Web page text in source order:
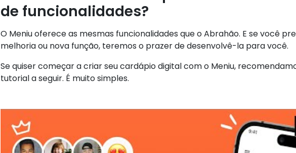
de funcionalidades?
O Meniu oferece as mesmas funcionalidades que o Abrahão. E se você
melhoria ou nova função, teremos o prazer de desenvolvê-la para você.
Se quiser começar a criar seu cardápio digital com o Meniu,
tutorial a seguir. É muito simples.